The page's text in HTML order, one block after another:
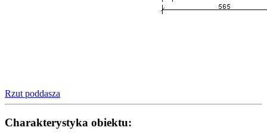
Rzut poddasza
Charakterystyka obiektu: